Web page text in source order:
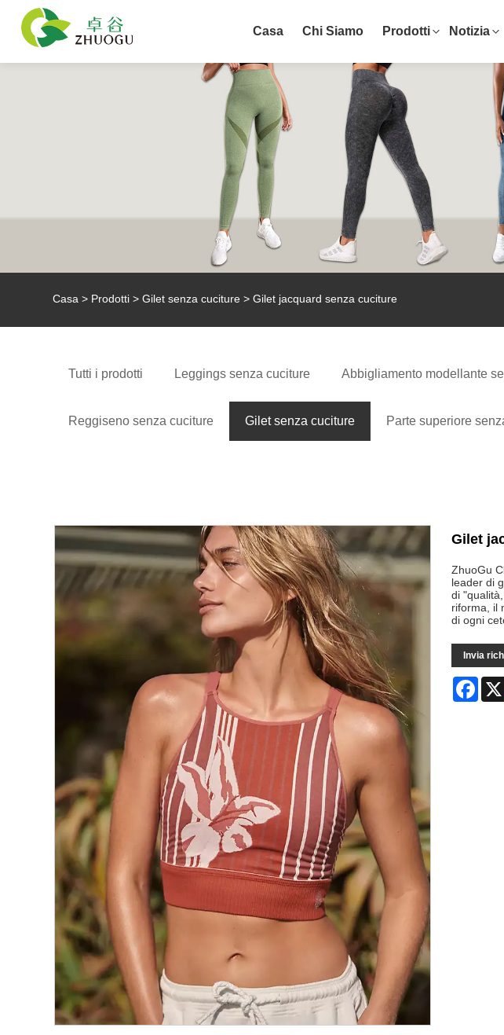
Casa Chi Siamo Prodotti Notizia
Casa > Prodotti >Gilet senza cuciture > Gilet jacquard senza cuciture
Tutti i prodotti Leggings senza cuciture Abbigliamento modellante
Reggiseno senza cuciture Gilet senza cuciture Parte superiore
Gilet
ZhuoGu
leader di
di
riforma, il
di ogni
Invia